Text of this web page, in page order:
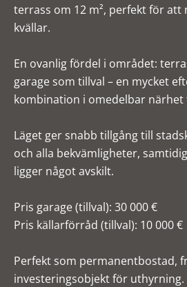
terrass om 12 m², perfekt för att
kvällar.
En ovanlig fördel i området:
garage som tillval – en mycket
kombination i omedelbar närhet
Läget ger snabb tillgång till
och alla bekvämligheter,
ligger något avskilt.
Pris garage (tillval): 30 000 €
Pris källarförråd (tillval): 10 000 €
Perfekt som permanentbostad,
investeringsobjekt för uthyrning.